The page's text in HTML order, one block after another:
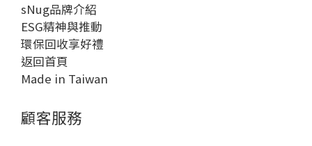
sNug品牌介紹
ESG精神與推動
環保回收享好禮
返回首頁
Made in Taiwan
顧客服務